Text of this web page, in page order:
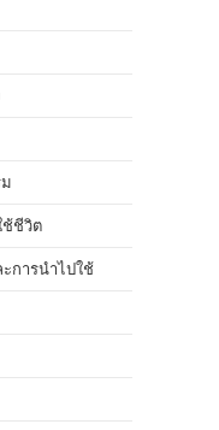
ช้ชีวิต
การนำไปใช้